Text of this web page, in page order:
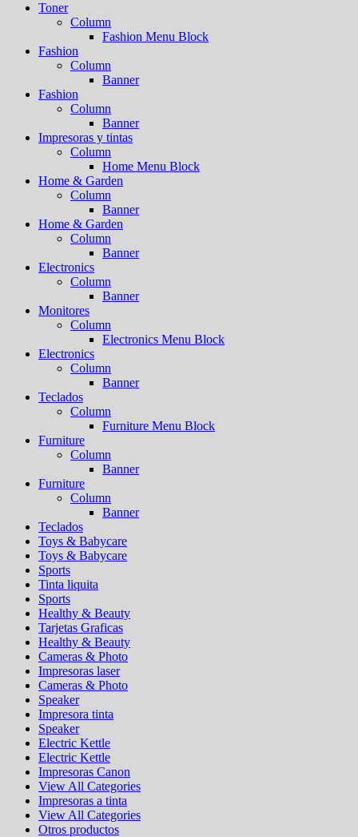
Toner
Column
Fashion Menu Block
Fashion
Column
Banner
Fashion
Column
Banner
Impresoras y tintas
Column
Home Menu Block
Home & Garden
Column
Banner
Home & Garden
Column
Banner
Electronics
Column
Banner
Monitores
Column
Electronics Menu Block
Electronics
Column
Banner
Teclados
Column
Furniture Menu Block
Furniture
Column
Banner
Furniture
Column
Banner
Teclados
Toys & Babycare
Toys & Babycare
Sports
Tinta liquita
Sports
Healthy & Beauty
Tarjetas Graficas
Healthy & Beauty
Cameras & Photo
Impresoras laser
Cameras & Photo
Speaker
Impresora tinta
Speaker
Electric Kettle
Electric Kettle
Impresoras Canon
View All Categories
Impresoras a tinta
View All Categories
Otros productos